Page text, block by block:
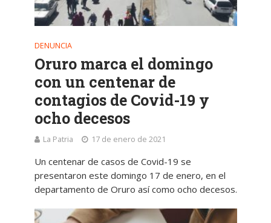
DENUNCIA
Oruro marca el domingo
con un centenar de
contagios de Covid-19 y
ocho decesos
La Patria 17 de enero de 2021
Un centenar de casos de Covid-19 se
presentaron este domingo 17 de enero, en el
departamento de Oruro así como ocho decesos.